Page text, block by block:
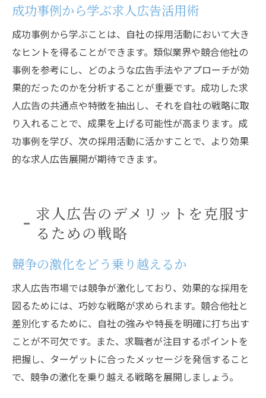
広告からの応募者管理とフォローアップ
成功事例から学ぶ採用活動の最適化
成功事例から学ぶ求人広告活用術
成功事例から学ぶことは、自社の採用活動において大き
なヒントを得ることができます。類似業界や競合他社の
事例を参考にし、どのような広告手法やアプローチが効
果的だったのかを分析することが重要です。成功した求
人広告の共通点や特徴を抽出し、それを自社の戦略に取
り入れることで、成果を上げる可能性が高まります。成
功事例を学び、次の採用活動に活かすことで、より効果
的な求人広告展開が期待できます。
求人広告のデメリットを克服す
るための戦略
競争の激化をどう乗り越えるか
求人広告市場では競争が激化しており、効果的な採用を
図るためには、巧妙な戦略が求められます。競合他社と
差別化するために、自社の強みや特長を明確に打ち出す
ことが不可欠です。また、求職者が注目するポイントを
把握し、ターゲットに合ったメッセージを発信すること
で、競争の激化を乗り越える戦略を展開しましょう。